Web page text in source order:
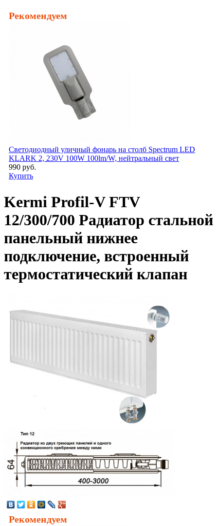
Рекомендуем
Светодиодный уличный фонарь на столб Spectrum LED
KLARK 2, 230V 100W 100lm/W, нейтральный свет
990 руб.
Купить
Kermi Profil-V FTV
12/300/700 Радиатор стальной
панельный нижнее
подключение, встроенный
термостатический клапан
Рекомендуем